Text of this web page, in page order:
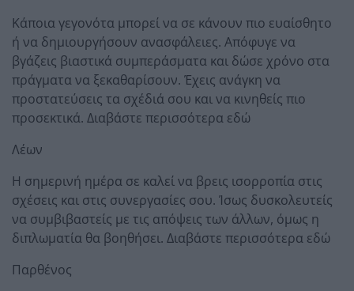
Κάποια γεγονότα μπορεί να σε κάνουν πιο ευαίσθητο
ή να δημιουργήσουν ανασφάλειες. Απόφυγε να
βγάζεις βιαστικά συμπεράσματα και δώσε χρόνο στα
πράγματα να ξεκαθαρίσουν. Έχεις ανάγκη να
προστατεύσεις τα σχέδιά σου και να κινηθείς πιο
προσεκτικά. Διαβάστε περισσότερα εδώ
Λέων
Η σημερινή ημέρα σε καλεί να βρεις ισορροπία στις
σχέσεις και στις συνεργασίες σου. Ίσως δυσκολευτείς
να συμβιβαστείς με τις απόψεις των άλλων, όμως η
διπλωματία θα βοηθήσει. Διαβάστε περισσότερα εδώ
Παρθένος